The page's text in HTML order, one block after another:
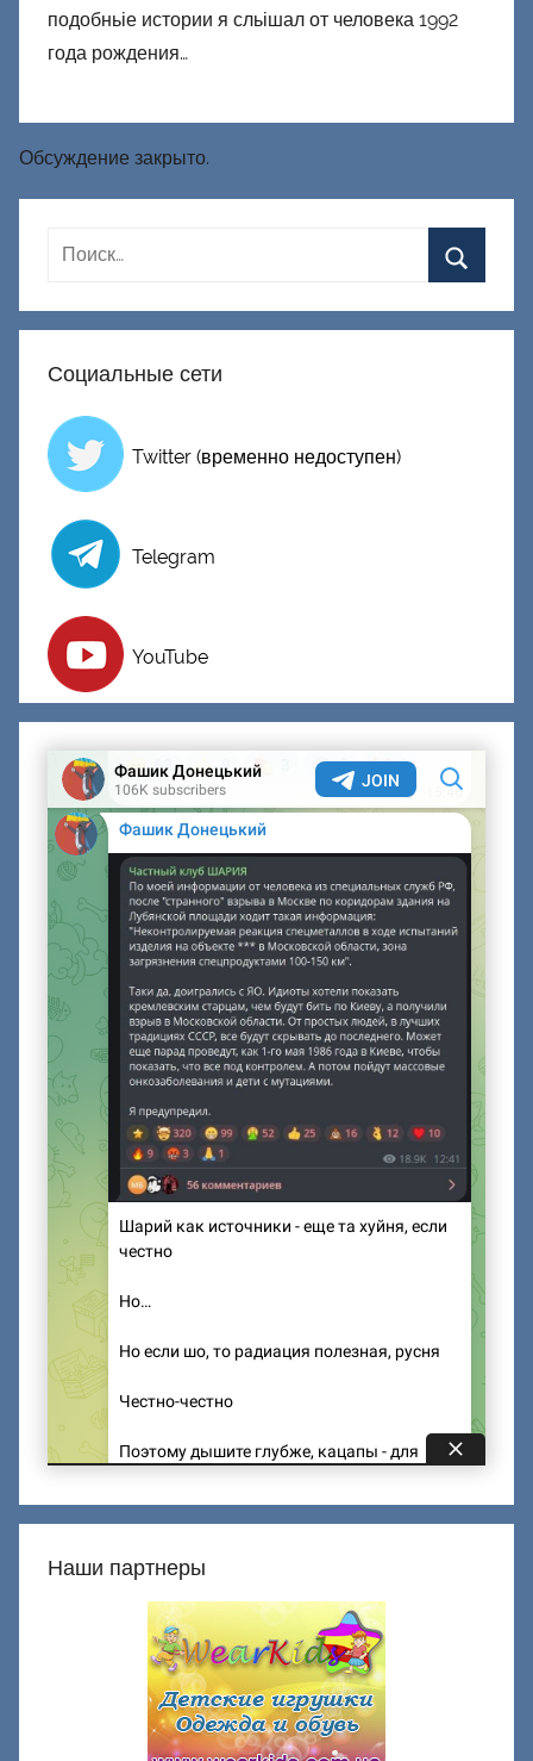
подобньіе истории я сльішал от человека 1992
года рождения…
Обсуждение закрыто.
Социальные сети
Twitter (временно недоступен)
Telegram
YouTube
Наши партнеры